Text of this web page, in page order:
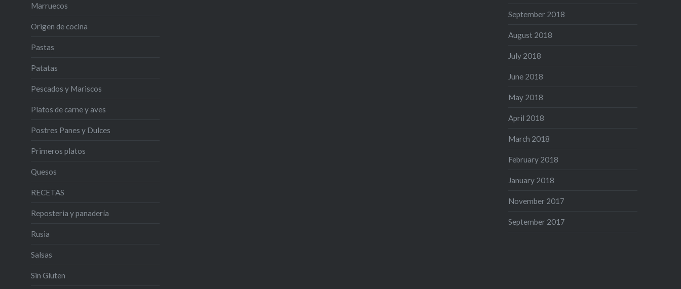
September 2018
August 2018
July 2018
June 2018
May 2018
April 2018
March 2018
February 2018
January 2018
November 2017
September 2017
Marruecos
Origen de cocina
Pastas
Patatas
Pescados y Mariscos
Platos de carne y aves
Postres Panes y Dulces
Primeros platos
Quesos
RECETAS
Reposteria y panadería
Rusia
Salsas
Sin Gluten